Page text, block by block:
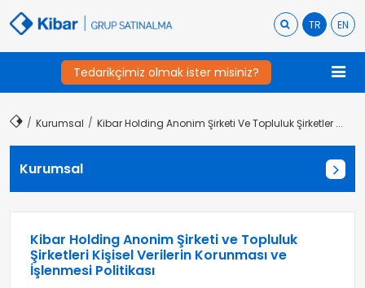
TR EN
Tedarikçimiz olmak ister misiniz?
Kurumsal Kibar Holding Anonim Şirketi Ve Topluluk Şirketler ...
Kurumsal
Kibar Holding Anonim Şirketi ve Topluluk
Şirketleri Kişisel Verilerin Korunması ve
İşlenmesi Politikası